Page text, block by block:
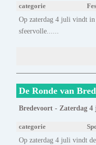
categorie
Op zaterdag 4 juli vindt
sfeervolle......
De Ronde van
Bredevoort - Zaterdag 4
categorie
Op zaterdag 4 juli vindt